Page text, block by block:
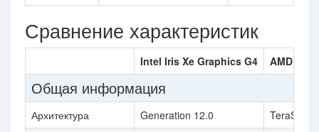
Сравнение характеристик
Intel Iris Xe Graphics G4 AMD
Общая информация
Архитектура Generation 12.0
TeraScale